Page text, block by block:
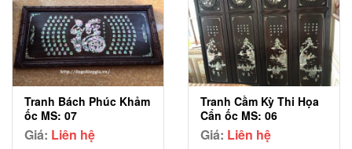
Tranh Bách Phúc Khảm
ốc MS: 07
Giá: Liên hệ
Tranh Cầm Kỳ Thi Họa
Cẩn ốc MS: 06
Giá: Liên hệ